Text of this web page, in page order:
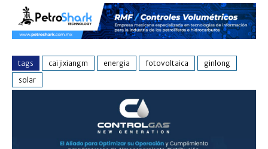
tags cai jixiangm energia fotovoltaica
ginlong
solar